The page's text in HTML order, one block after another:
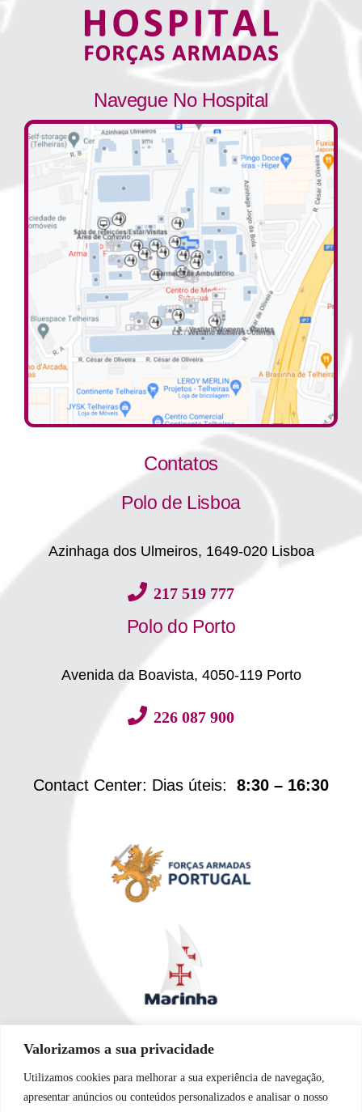
Valorizamos a sua privacidade
Utilizamos cookies para melhorar a sua experiência de navegação,
apresentar anúncios ou conteúdos personalizados e analisar o nosso
Navegue No Hospital
Contatos
Polo de Lisboa
Azinhaga dos Ulmeiros, 1649-020 Lisboa
217 519 777
Polo do Porto
Avenida da Boavista, 4050-119 Porto
226 087 900
Contact Center: Dias úteis: 8:30 – 16:30